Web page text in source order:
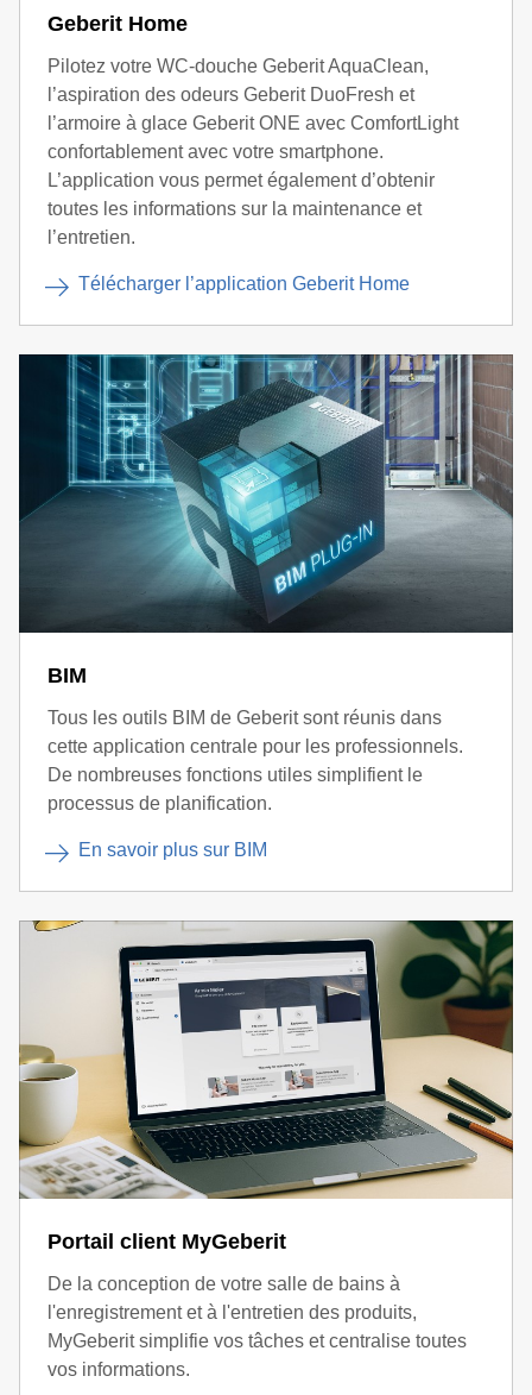
Geberit Home
Pilotez votre WC-douche Geberit AquaClean,
l’aspiration des odeurs Geberit DuoFresh et
l’armoire à glace Geberit ONE avec ComfortLight
confortablement avec votre smartphone.
L’application vous permet également d’obtenir
toutes les informations sur la maintenance et
l’entretien.
Télécharger l’application Geberit Home
BIM
Tous les outils BIM de Geberit sont réunis dans
cette application centrale pour les professionnels.
De nombreuses fonctions utiles simplifient le
processus de planification.
En savoir plus sur BIM
Portail client MyGeberit
De la conception de votre salle de bains à
l'enregistrement et à l'entretien des produits,
MyGeberit simplifie vos tâches et centralise toutes
vos informations.